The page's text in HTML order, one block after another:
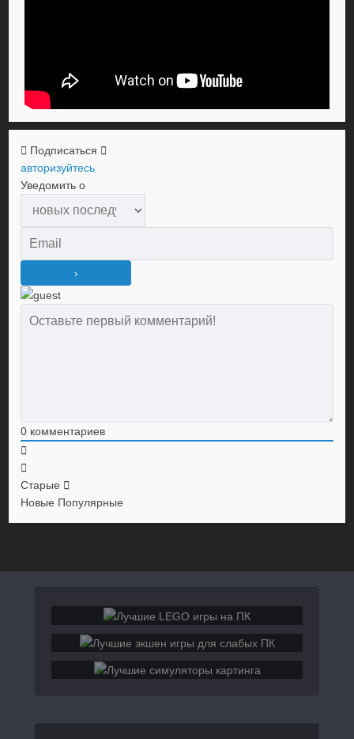
Подписаться
авторизуйтесь
Уведомить о
0 комментариев
Старые
Новые Популярные